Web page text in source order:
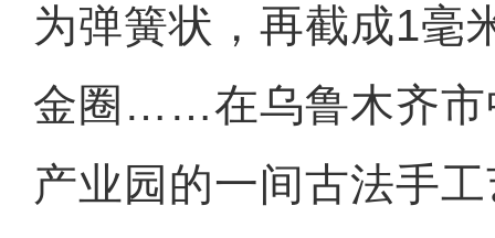
为弹簧状，再截成1毫
金圈……在乌鲁木齐市
产业园的一间古法手